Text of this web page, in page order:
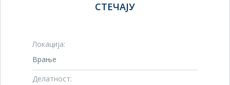
СТЕЧАЈУ
Локација:
Врање
Делатност: